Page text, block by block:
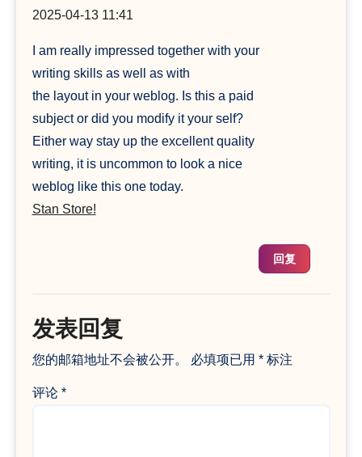
2025-04-13 11:41
I am really impressed together with your
writing skills as well as with
the layout in your weblog. Is this a paid
subject or did you modify it your self?
Either way stay up the excellent quality
writing, it is uncommon to look a nice
weblog like this one today.
Stan Store!
回复
发表回复
您的邮箱地址不会被公开。 必填项已用 *标注
评论 *